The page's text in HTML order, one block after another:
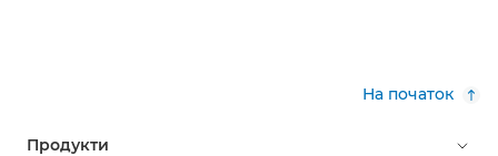
На початок
Продукти